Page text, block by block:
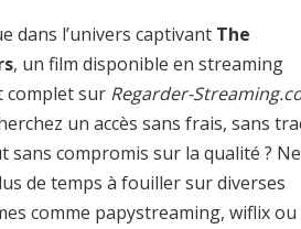
dans l’univers captivant The
, un film disponible en streaming
complet sur Regarder-
un accès sans frais, sans
sans compromis sur la qualité ? Ne
de temps à fouiller sur diverses
comme papystreaming, wiflix ou